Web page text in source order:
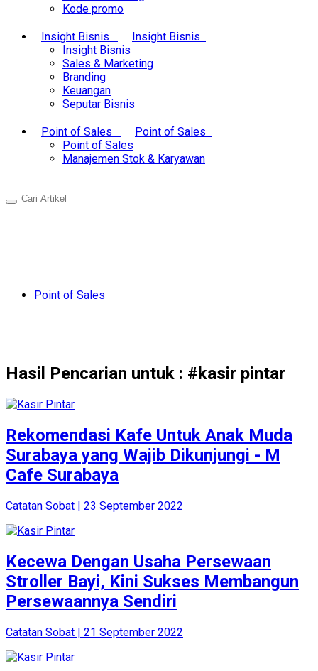
Kode promo
Insight Bisnis
Insight Bisnis
Insight Bisnis
Sales & Marketing
Branding
Keuangan
Seputar Bisnis
Point of Sales
Point of Sales
Point of Sales
Manajemen Stok & Karyawan
Point of Sales
Hasil Pencarian untuk : #kasir pintar
Rekomendasi Kafe Untuk Anak Muda
Surabaya yang Wajib Dikunjungi - M
Cafe Surabaya
Catatan Sobat | 23 September 2022
Kecewa Dengan Usaha Persewaan
Stroller Bayi, Kini Sukses Membangun
Persewaannya Sendiri
Catatan Sobat | 21 September 2022